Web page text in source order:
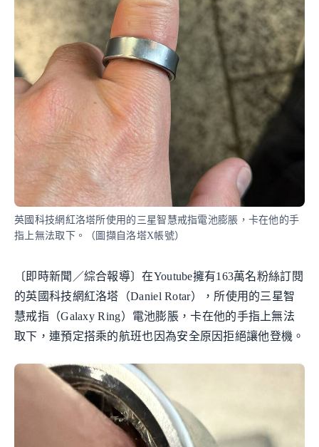
英國科技網紅洛塔所使用的三星智慧戒指電池膨脹，卡在他的手
指上無法取下。（圖擷自洛塔X帳號）
〔即時新聞／綜合報導〕在Youtube擁有163萬名粉絲訂閱
的英國科技網紅洛塔（Daniel Rotar），所使用的三星智
慧戒指（Galaxy Ring）電池膨脹，卡在他的手指上無法
取下，連預定搭乘的航班也因為安全原因拒絕讓他登機。